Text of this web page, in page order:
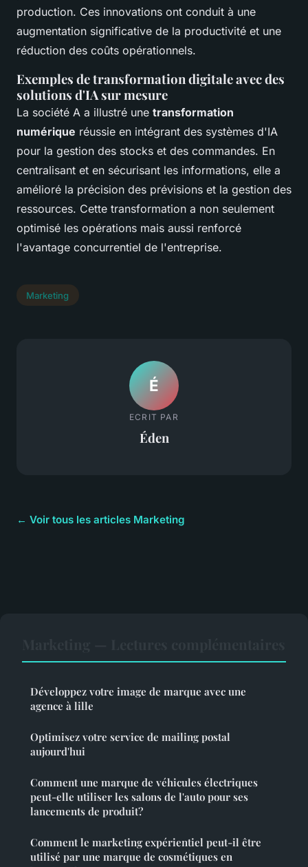
production. Ces innovations ont conduit à une
augmentation significative de la productivité et une
réduction des coûts opérationnels.
Exemples de transformation digitale avec des
solutions d'IA sur mesure
La société A a illustré une transformation
numérique réussie en intégrant des systèmes d'IA
pour la gestion des stocks et des commandes. En
centralisant et en sécurisant les informations, elle a
amélioré la précision des prévisions et la gestion des
ressources. Cette transformation a non seulement
optimisé les opérations mais aussi renforcé
l'avantage concurrentiel de l'entreprise.
Marketing
É
ECRIT PAR
Éden
← Voir tous les articles Marketing
Développez votre image de marque avec une
agence à lille
Optimisez votre service de mailing postal
aujourd'hui
Comment une marque de véhicules électriques
peut-elle utiliser les salons de l'auto pour ses
lancements de produit?
Comment le marketing expérientiel peut-il être
utilisé par une marque de cosmétiques en